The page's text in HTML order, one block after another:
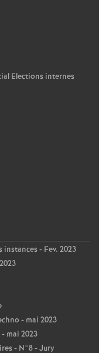
Elections internes
- Fev. 2023
- mai 2023
mai 2023
- N°8 - Jury